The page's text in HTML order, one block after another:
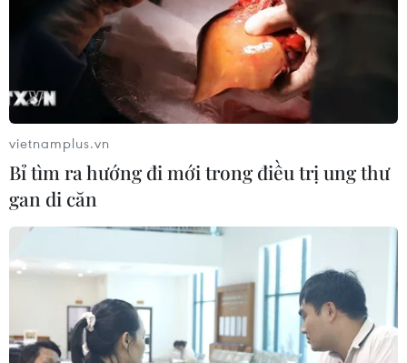
TIN LIÊN QUAN
vietnamplus.vn
Bỉ tìm ra hướng đi mới trong điều trị ung thư
gan di căn